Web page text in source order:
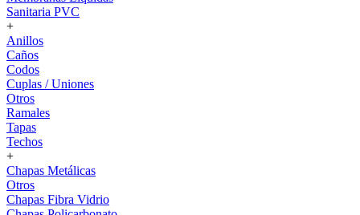
Sanitaria PVC
+
Anillos
Caños
Codos
Cuplas / Uniones
Otros
Ramales
Tapas
Techos
+
Chapas Metálicas
Otros
Chapas Fibra Vidrio